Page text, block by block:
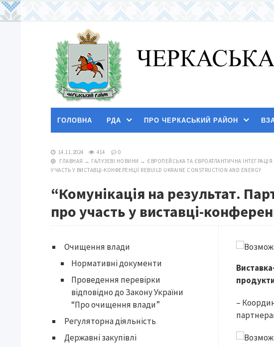
ГОЛОВНА РДА ПРО ЧЕРКАСЬКИЙ РАЙОН
14.11.2024 414
0
ГЛАВНАЯ → ГАЛУЗЕВІ НОВИНИ → ЄВРОПЕЙСЬКА ТА ЄВРОАТЛАНТИЧНА ІНТЕГРАЦІЯ
УЧАСТЬ У ВИСТАВЦІ-КОНФЕРЕНЦІЇ REBUILD UKRAINE CONSTRUCTION AND ENERGY
“Комунікація на результат.
про участь у виставці-
–
Очищення влади
Нормативні документи
Проведення перевірки
відповідно до Закону України
“Про очищення влади”
Регуляторна діяльність
Державні закупівлі